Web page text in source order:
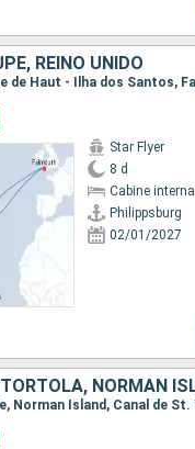
REINO UNIDO
Star Flyer
8 d
Cabine interna
Philippsburg
02/01/2027